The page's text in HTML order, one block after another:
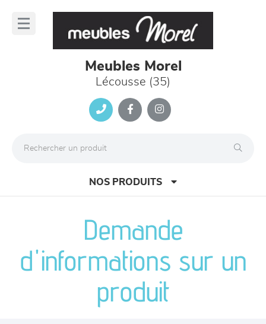
Meubles Morel
Lécousse (35)
NOS PRODUITS
canapés et fauteuils
séjours
meubles de complément
Demande
d'informations sur un
produit